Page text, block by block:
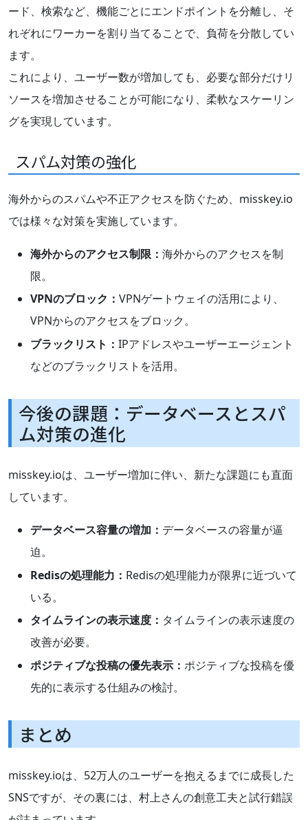
ード、検索など、機能ごとにエンドポイントを分離し、そ
れぞれにワーカーを割り当てることで、負荷を分散してい
ます。
これにより、ユーザー数が増加しても、必要な部分だけリ
ソースを増加させることが可能になり、柔軟なスケーリン
グを実現しています。
スパム対策の強化
海外からのスパムや不正アクセスを防ぐため、misskey.io
では様々な対策を実施しています。
海外からのアクセス制限： 海外からのアクセスを制
限。
VPNのブロック： VPNゲートウェイの活用により、
VPNからのアクセスをブロック。
ブラックリスト： IPアドレスやユーザーエージェント
などのブラックリストを活用。
今後の課題：データベースとスパ
ム対策の進化
misskey.ioは、ユーザー増加に伴い、新たな課題にも直面
しています。
データベース容量の増加： データベースの容量が逼
迫。
Redisの処理能力： Redisの処理能力が限界に近づいて
いる。
タイムラインの表示速度： タイムラインの表示速度の
改善が必要。
ポジティブな投稿の優先表示： ポジティブな投稿を優
先的に表示する仕組みの検討。
まとめ
misskey.ioは、52万人のユーザーを抱えるまでに成長した
SNSですが、その裏には、村上さんの創意工夫と試行錯誤